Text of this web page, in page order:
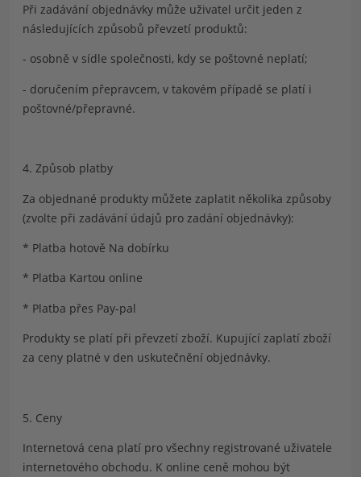
Při zadávání objednávky může uživatel určit jeden z
následujících způsobů převzetí produktů:
- osobně v sídle společnosti, kdy se poštovné neplatí;
- doručením přepravcem, v takovém případě se platí i
poštovné/přepravné.
4. Způsob platby
Za objednané produkty můžete zaplatit několika způsoby
(zvolte při zadávání údajů pro zadání objednávky):
* Platba hotově Na dobírku
* Platba Kartou online
* Platba přes Pay-pal
Produkty se platí při převzetí zboží. Kupující zaplatí zboží
za ceny platné v den uskutečnění objednávky.
5. Ceny
Internetová cena platí pro všechny registrované uživatele
internetového obchodu. K online ceně mohou být